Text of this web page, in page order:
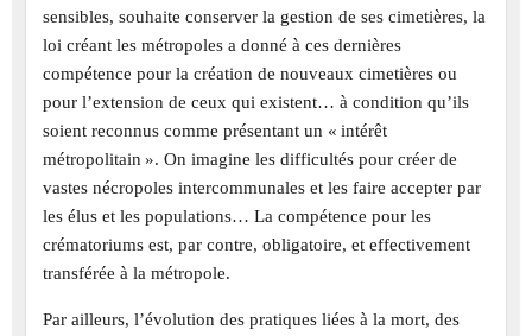
sensibles, souhaite conserver la gestion de ses cimetières, la
loi créant les métropoles a donné à ces dernières
compétence pour la création de nouveaux cimetières ou
pour l’extension de ceux qui existent… à condition qu’ils
soient reconnus comme présentant un « intérêt
métropolitain ». On imagine les difficultés pour créer de
vastes nécropoles intercommunales et les faire accepter par
les élus et les populations… La compétence pour les
crématoriums est, par contre, obligatoire, et effectivement
transférée à la métropole.
Par ailleurs, l’évolution des pratiques liées à la mort, des